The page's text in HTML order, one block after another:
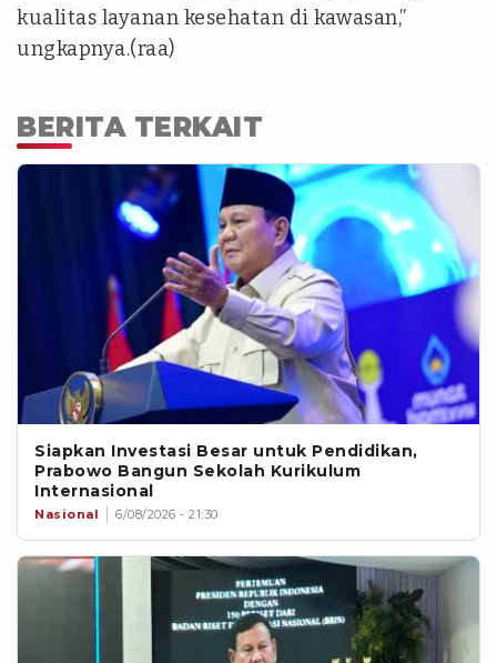
kualitas layanan kesehatan di kawasan,”
ungkapnya.(raa)
BERITA TERKAIT
Siapkan Investasi Besar untuk Pendidikan,
Prabowo Bangun Sekolah Kurikulum
Internasional
Nasional 6/08/2026 - 21:30